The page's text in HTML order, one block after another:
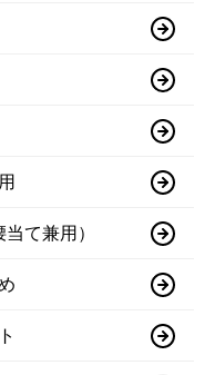
て兼用）